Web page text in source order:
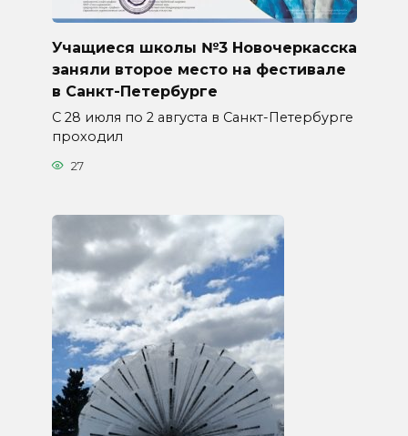
Учащиеся школы №3 Новочеркасска
заняли второе место на фестивале
в Санкт-Петербурге
С 28 июля по 2 августа в Санкт-Петербурге
проходил
27